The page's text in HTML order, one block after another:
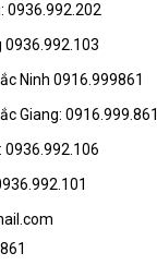
0936.992.202
0936.992.103
Ninh 0916.999861
Giang: 0916.999.861
0936.992.106